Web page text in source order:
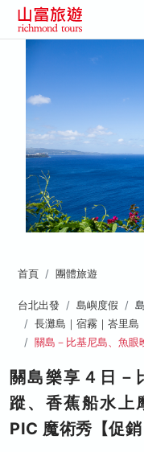
首頁 團體旅遊
台北出發 島嶼度假
長灘島｜宿霧｜峇里島
關島－比基尼島、魚眼
關島樂享４日－
蹤、香蕉船水上
PIC 魔術秀【促銷